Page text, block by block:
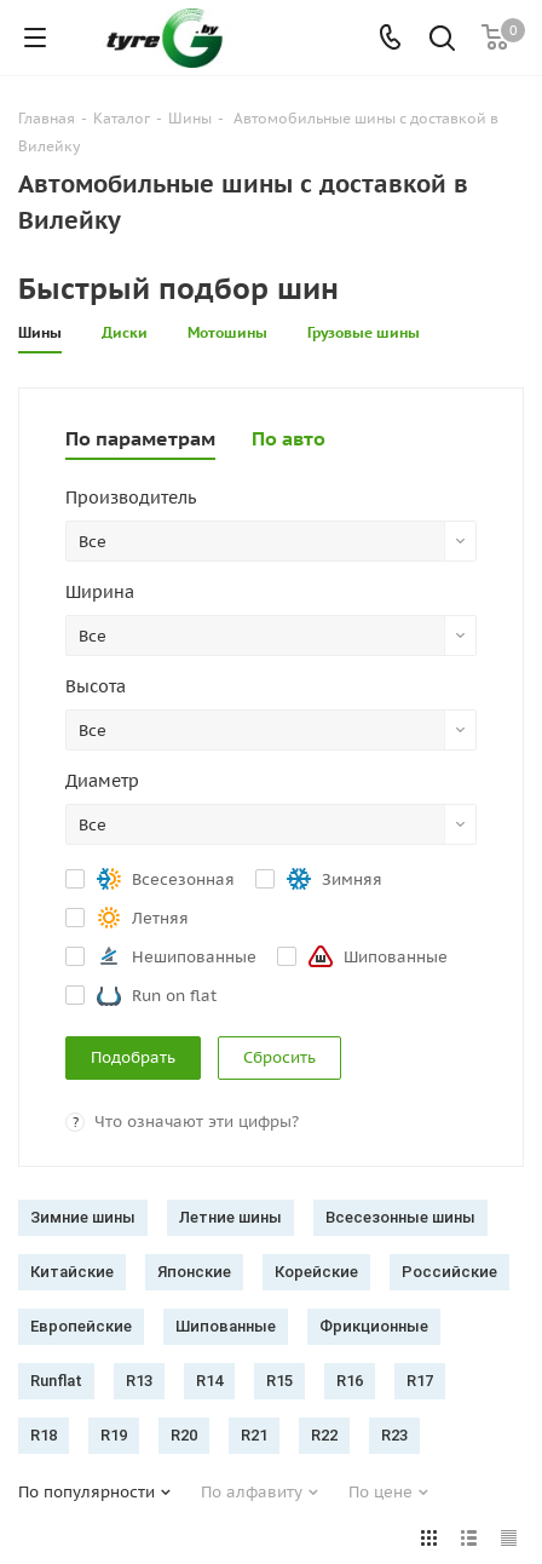
0
Главная - Каталог - Шины - Автомобильные шины с доставкой в
Вилейку
Автомобильные шины с доставкой в
Вилейку
Быстрый подбор шин
Шины Диски Мотошины Грузовые шины
По параметрам По авто
Производитель
Все
Ширина
Все
Высота
Все
Диаметр
Все
Всесезонная
Зимняя
Летняя
Нешипованные
Шипованные
Run on flat
Сбросить
? Что означают эти цифры?
Зимние шины Летние шины Всесезонные шины
Китайские Японские Корейские Российские
Европейские Шипованные Фрикционные
Runflat R13 R14 R15 R16 R17
R18 R19 R20 R21 R22 R23
По популярности По алфавиту По цене